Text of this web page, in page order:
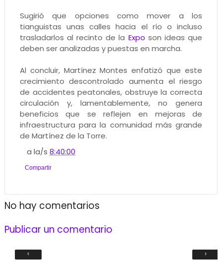
Sugirió que opciones como mover a los
tianguistas unas calles hacia el río o incluso
trasladarlos al recinto de la Expo son ideas que
deben ser analizadas y puestas en marcha.
Al concluir, Martínez Montes enfatizó que este
crecimiento descontrolado aumenta el riesgo
de accidentes peatonales, obstruye la correcta
circulación y, lamentablemente, no genera
beneficios que se reflejen en mejoras de
infraestructura para la comunidad más grande
de Martínez de la Torre.
a la/s8:40:00
Compartir
No hay comentarios
Publicar un comentario
‹ ›